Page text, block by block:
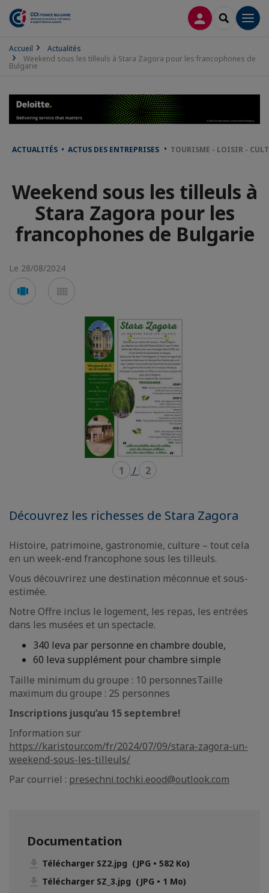
CONNEXION
Accueil
Actualités
Weekend sous les tilleuls à Stara Zagora pour les francophones de
Bulgarie
ACTUALITÉS • ACTUS DES ENTREPRISES TOURISME - LOISIR -
Weekend sous les tilleuls à
Stara Zagora pour les
francophones de Bulgarie
Le 28/08/2024
Voir
en
en
mosaïque
1 / 2
Découvrez les richesses de Stara Zagora
Histoire, patrimoine, gastronomie, culture – tout cela
en un week-end francophone sous les tilleuls.
Vous découvrirez une destination méconnue et sous-
estimée.
Notre Offre inclus le logement, les repas, les entrées
dans les musées et un spectacle.
340 leva par personne en chambre double,
60 leva supplément pour chambre simple
Taille minimum du groupe : 10 personnesTaille
maximum du groupe : 25 personnes
Inscriptions jusqu’au 15 septembre!
Information sur
https://karistour.com/fr/2024/07/09/stara-zagora-un-
weekend-sous-les-tilleuls/
Par courriel : presechni.tochki.eood@outlook.com
Documentation
Télécharger SZ2.jpg (JPG • 582 Ko)
Télécharger SZ_3.jpg (JPG • 1 Mo)